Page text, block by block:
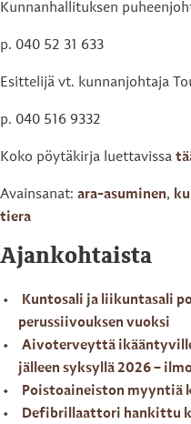
Kunnanhallituksen
p. 040 52 31 633
Esittelijä vt. kunnanjohtaja
p. 040 516 9332
Koko pöytäkirja luettavissa
Avainsanat: ara-asuminen,
tiera
Ajankohtaista
Kuntosali ja liikuntasali
perussiivouksen vuoksi
Aivoterveyttä
jälleen syksyllä 2026 –
Poistoaineiston myyntiä
Defibrillaattori hankittu